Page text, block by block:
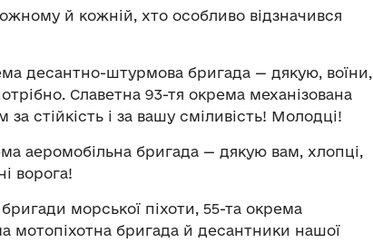
й кожній, хто особливо відзначився
десантно-штурмова бригада — дякую, воїни,
Славетна 93-тя окрема механізована
стійкість і за вашу сміливість! Молодці!
аеромобільна бригада — дякую вам, хлопці,
ворога!
морської піхоти, 55-та окрема
мотопіхотна бригада й десантники нашої